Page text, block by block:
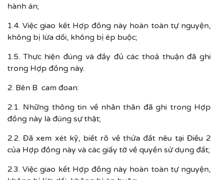
hành án;
1.4. Việc giao kết Hợp đồng này hoàn toàn tự nguyện,
không bị lừa dối, không bị ép buộc;
1.5. Thực hiện đúng và đầy đủ các thoả thuận đã ghi
trong Hợp đồng này.
2. Bên B cam đoan:
2.1. Những thông tin về nhân thân đã ghi trong Hợp
đồng này là đúng sự thật;
2.2. Đã xem xét kỹ, biết rõ về thửa đất nêu tại Điều 2
của Hợp đồng này và các giấy tờ về quyền sử dụng đất;
2.3. Việc giao kết Hợp đồng này hoàn toàn tự nguyện,